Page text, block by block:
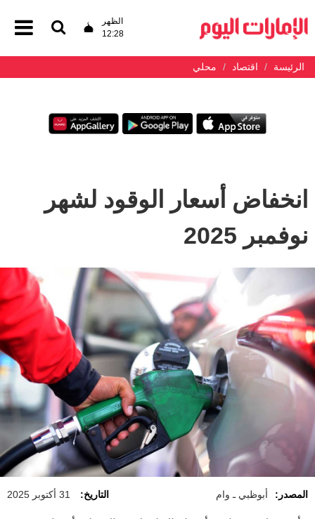
الظهر
12:28
الرئيسة اقتصاد محلي
انخفاض أسعار الوقود لشهر
نوفمبر 2025
المصدر: أبوظبي ـ وام التاريخ: 31 أكتوبر 2025